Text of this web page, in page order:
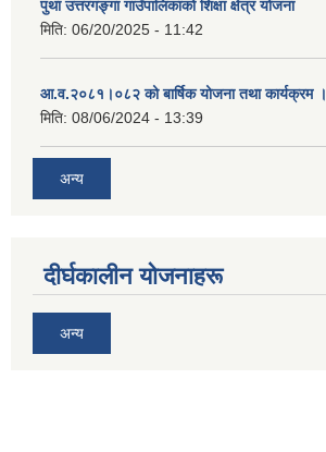
पुथा उत्तरगङ्गा गाउँपालिकाको शिक्षा क्षेत्र योजना
मिति: 06/20/2025 - 11:42
आ.व.२०८१।०८२ को बार्षिक योजना तथा कार्यक्रम ।
मिति: 08/06/2024 - 13:39
अन्य
दीर्घकालीन योजनाहरू
अन्य